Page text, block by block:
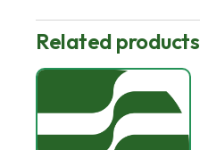
Related products